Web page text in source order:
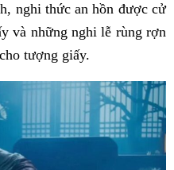
nghi thức an hồn được cử
và những nghi lễ rùng rợn
tượng giấy.